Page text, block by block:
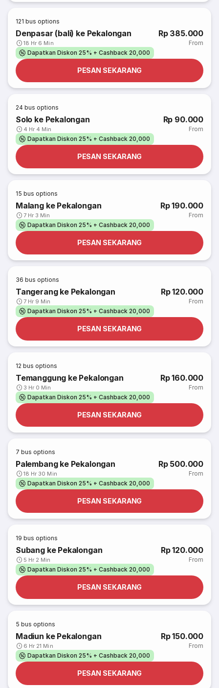
121 bus options
Denpasar (bali) ke Pekalongan
18 Hr 6 Min
Rp 385.000
From
Dapatkan Diskon 25% + Cashback 20,000
PESAN SEKARANG
24 bus options
Solo ke Pekalongan
4 Hr 4 Min
Rp 90.000
From
Dapatkan Diskon 25% + Cashback 20,000
PESAN SEKARANG
15 bus options
Malang ke Pekalongan
7 Hr 3 Min
Rp 190.000
From
Dapatkan Diskon 25% + Cashback 20,000
PESAN SEKARANG
36 bus options
Tangerang ke Pekalongan
7 Hr 9 Min
Rp 120.000
From
Dapatkan Diskon 25% + Cashback 20,000
PESAN SEKARANG
12 bus options
Temanggung ke Pekalongan
3 Hr 0 Min
Rp 160.000
From
Dapatkan Diskon 25% + Cashback 20,000
PESAN SEKARANG
7 bus options
Palembang ke Pekalongan
18 Hr 30 Min
Rp 500.000
From
Dapatkan Diskon 25% + Cashback 20,000
PESAN SEKARANG
19 bus options
Subang ke Pekalongan
5 Hr 2 Min
Rp 120.000
From
Dapatkan Diskon 25% + Cashback 20,000
PESAN SEKARANG
5 bus options
Madiun ke Pekalongan
6 Hr 21 Min
Rp 150.000
From
Dapatkan Diskon 25% + Cashback 20,000
PESAN SEKARANG